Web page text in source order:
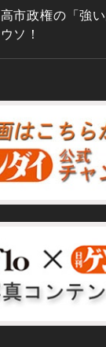
高市政権の「強
ウソ！